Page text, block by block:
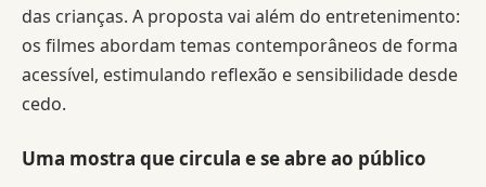
das crianças. A proposta vai além do entretenimento:
os filmes abordam temas contemporâneos de forma
acessível, estimulando reflexão e sensibilidade desde
cedo.
Uma mostra que circula e se abre ao público